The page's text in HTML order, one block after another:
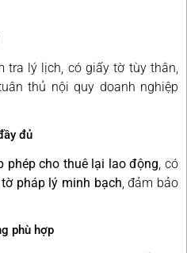
tra lý lịch, có giấy tờ tùy thân,
thủ nội quy doanh nghiệp
đủ
phép cho thuê lại lao động , có
pháp lý minh bạch , đảm bảo
phù hợp